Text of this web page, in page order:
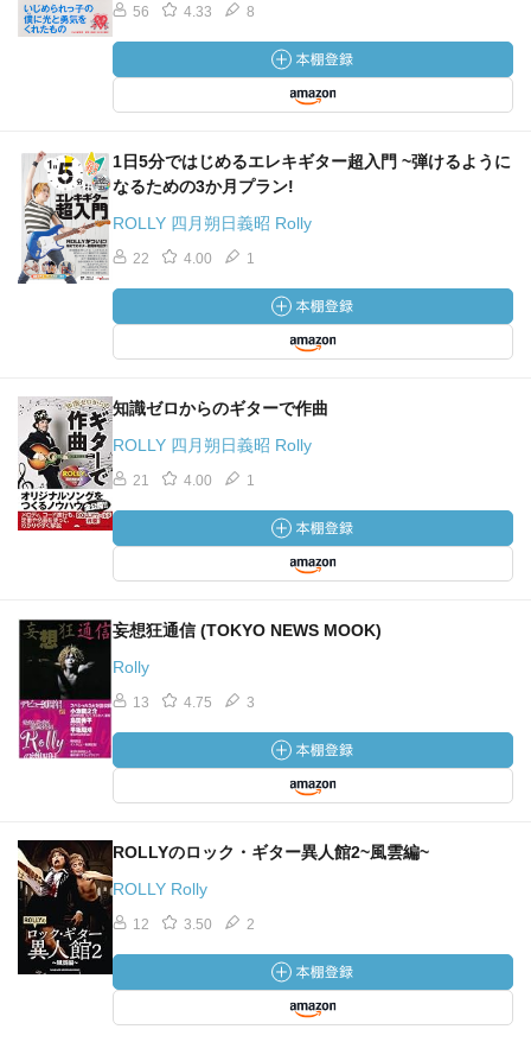
56 4.33 8
1日5分ではじめるエレキギター超入門 ~弾けるように
なるための3か月プラン!
ROLLY 四月朔日義昭 Rolly
22 4.00 1
知識ゼロからのギターで作曲
ROLLY 四月朔日義昭 Rolly
21 4.00 1
妄想狂通信 (TOKYO NEWS MOOK)
Rolly
13 4.75 3
ROLLYのロック・ギター異人館2~風雲編~
ROLLY Rolly
12 3.50 2